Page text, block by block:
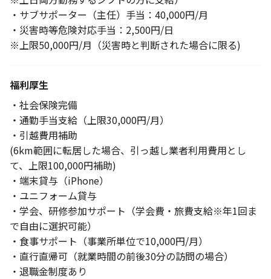
・サブサポーター（主任）手当：40,000円/月
・災害時等危険対応手当：2,500円/日
※上限50,000円/月（災害時と判断された場合に限る)
福利厚生
・社会保険完備
・通勤手当支給（上限30,000円/月）
・引越費用補助
(6km範囲に転居した場合、引っ越し業者利用費用とし
て、上限100,000円補助)
・端末貸与（iPhone）
・ユニフォーム貸与
・学会、研修参加サポート（学会費・旅費支給※年1回ま
で自由に選択可能）
・食事サポート（事業所単位で10,000円/月）
・直行直帰可（就業時間の前後30分の訪問の場合）
・退職金制度あり